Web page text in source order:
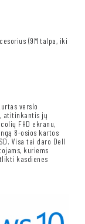
(9M talpa, iki
verslo
atitinkantis jų
FHD ekranu,
8-osios kartos
Visa tai daro Dell
kuriems
kasdienes